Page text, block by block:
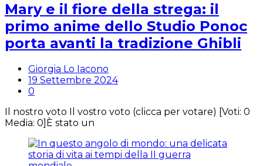
Mary e il fiore della strega: il
primo anime dello Studio Ponoc
porta avanti la tradizione Ghibli
Giorgia Lo Iacono
19 Settembre 2024
0
Il nostro voto Il vostro voto (clicca per votare) [Voti: 0
Media: 0]È stato un